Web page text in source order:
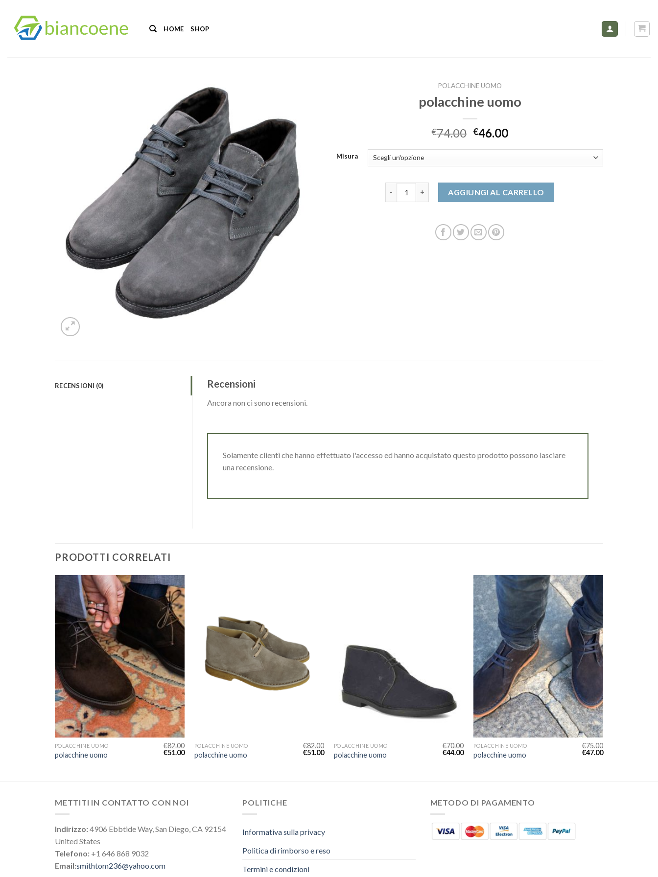
contenuti
HOME SHOP
POLACCHINE UOMO
polacchine uomo
€74.00 €46.00
Misura
AGGIUNGI AL CARRELLO
RECENSIONI (0) Recensioni
Ancora non ci sono recensioni.
Solamente clienti che hanno effettuato l'accesso ed hanno acquistato questo prodotto possono lasciare
una recensione.
PRODOTTI CORRELATI
POLACCHINE UOMO
polacchine uomo
€82.00
€51.00
POLACCHINE UOMO
polacchine uomo
€82.00
€51.00
POLACCHINE UOMO
polacchine uomo
€70.00
€44.00
POLACCHINE UOMO
polacchine uomo
€75.00
€47.00
METTITI IN CONTATTO CON NOI
Indirizzo:4906 Ebbtide Way, San Diego, CA 92154
United States
Telefono: +1 646 868 9032
Email:smithtom236@yahoo.com
POLITICHE
Informativa sulla privacy
Politica di rimborso e reso
Termini e condizioni
METODO DI PAGAMENTO